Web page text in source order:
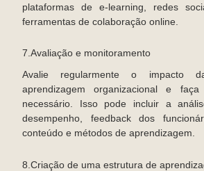
plataformas de e-learning, redes
ferramentas de colaboração online.
7.Avaliação e monitoramento
Avalie regularmente o impacto
aprendizagem organizacional e
necessário. Isso pode incluir a
desempenho, feedback dos
conteúdo e métodos de aprendizagem.
8.Criação de uma estrutura de